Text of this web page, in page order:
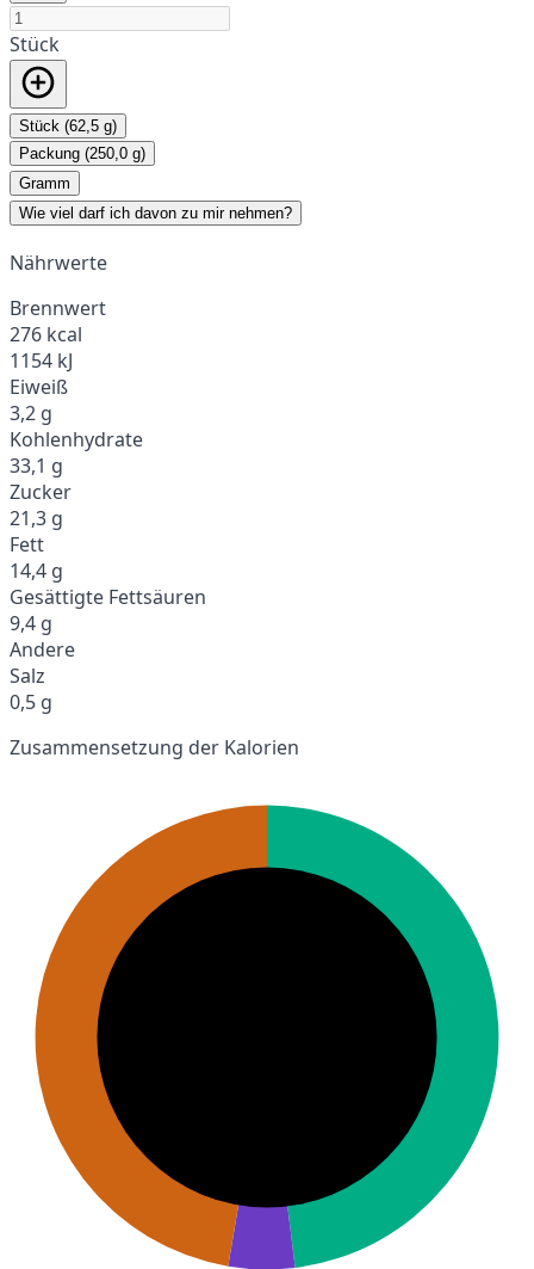
Stück
Stück (62,5 g)
Packung (250,0 g)
Gramm
Wie viel darf ich davon zu mir nehmen?
Nährwerte
Brennwert
276 kcal
1154 kJ
Eiweiß
3,2 g
Kohlenhydrate
33,1 g
Zucker
21,3 g
Fett
14,4 g
Gesättigte Fettsäuren
9,4 g
Andere
Salz
0,5 g
Zusammensetzung der Kalorien